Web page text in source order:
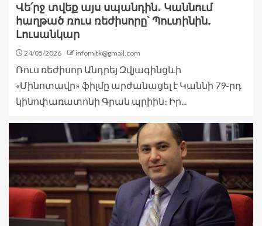
Վե՛րջ տվեք այս սպանդին․ Կաննում
հաղթած ռուս ռեժիսորը՝ Պուտինին.
Լուսանկար
24/05/2026 infomitk@gmail.com
Ռուս ռեժիսոր Անդրեյ Զվյագինցևի
«Մինոտավր» ֆիլմը արժանացել է Կաննի 79-րդ
կինոփառատոնի Գրան պրիին։ Իր...